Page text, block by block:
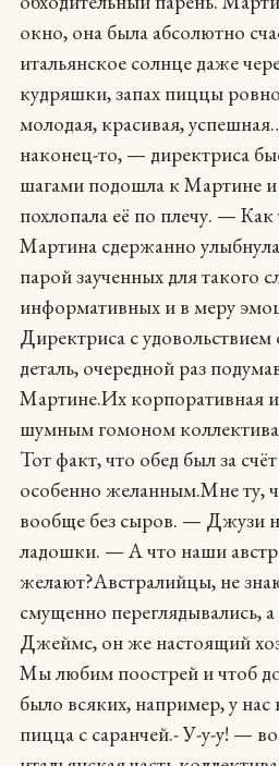
окно, она была абсолютно
итальянское солнце даже
кудряшки, запах пиццы
молодая, красивая,
наконец-то, — директриса
шагами подошла к Мартине
похлопала её по плечу. — Как
Мартина сдержанно
парой заученных для такого
информативных и в меру
Директриса с удовольствием
деталь, очередной раз
Мартине.Их корпоративная
шумным гомоном
Тот факт, что обед был за
особенно желанным.Мне ту,
вообще без сыров. — Джузи
ладошки. — А что наши
желают?Австралийцы, не
смущенно переглядывались, а
Джеймс, он же настоящий
Мы любим поострей и чтоб
было всяких, например, у нас
пицца с саранчей.- У-у-у! —